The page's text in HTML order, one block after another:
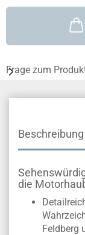
Frage zum
Beschreibung
die
Feldberg